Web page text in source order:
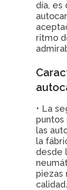
día, es
ritmo
• La
las
la
desde
piezas
calidad.